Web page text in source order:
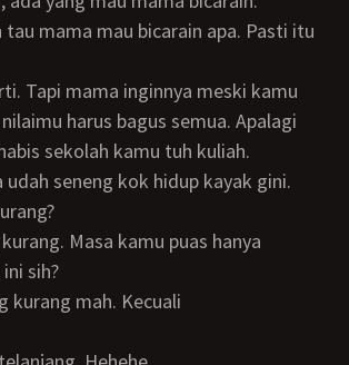
harus bagus semua. Apalagi
sekolah kamu tuh kuliah.
sih?
kurang mah. Kecuali